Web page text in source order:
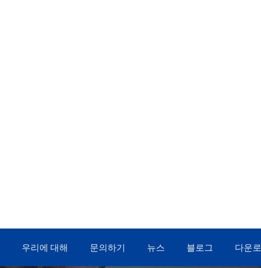
우리에 대해 문의하기 뉴스 블로그 다운